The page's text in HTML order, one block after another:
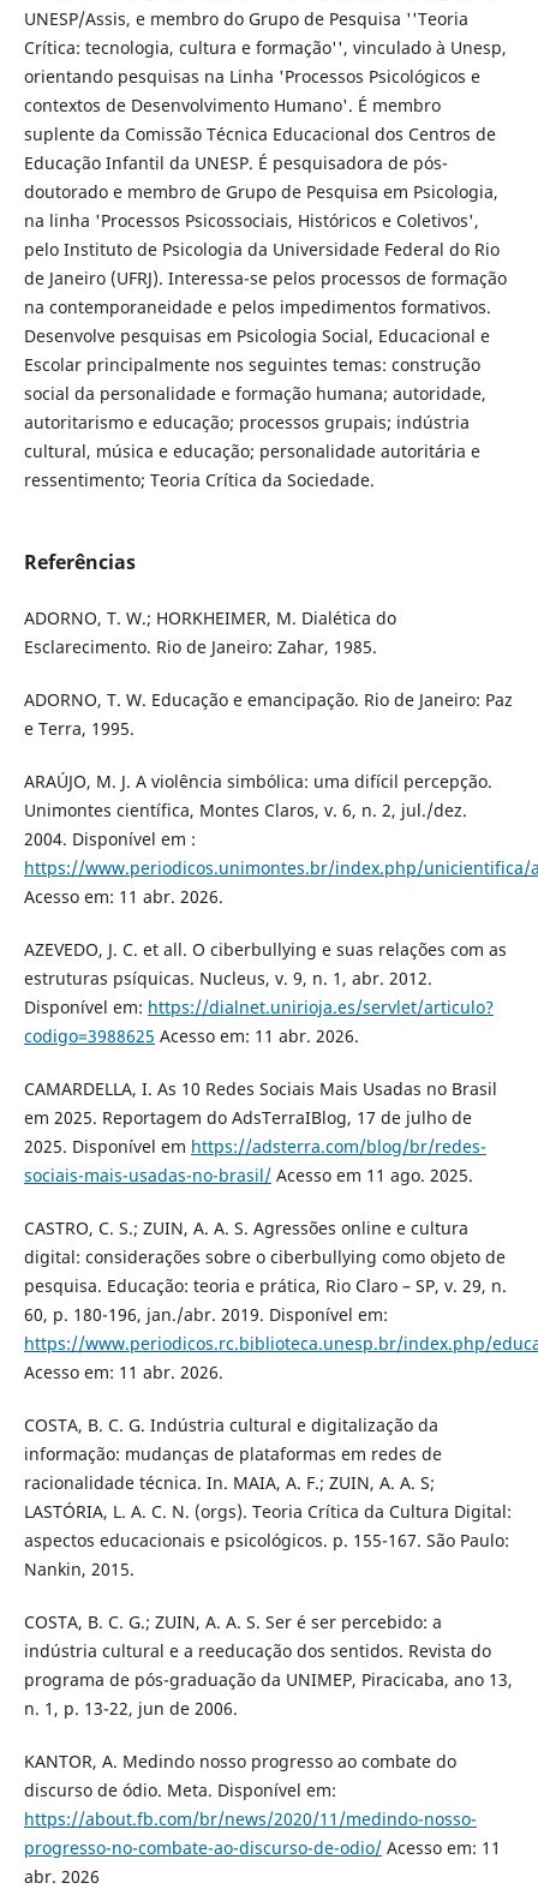
UNESP/Assis, e membro do Grupo de Pesquisa ''Teoria
Crítica: tecnologia, cultura e formação'', vinculado à Unesp,
orientando pesquisas na Linha 'Processos Psicológicos e
contextos de Desenvolvimento Humano'. É membro
suplente da Comissão Técnica Educacional dos Centros de
Educação Infantil da UNESP. É pesquisadora de pós-
doutorado e membro de Grupo de Pesquisa em Psicologia,
na linha 'Processos Psicossociais, Históricos e Coletivos',
pelo Instituto de Psicologia da Universidade Federal do Rio
de Janeiro (UFRJ). Interessa-se pelos processos de formação
na contemporaneidade e pelos impedimentos formativos.
Desenvolve pesquisas em Psicologia Social, Educacional e
Escolar principalmente nos seguintes temas: construção
social da personalidade e formação humana; autoridade,
autoritarismo e educação; processos grupais; indústria
cultural, música e educação; personalidade autoritária e
ressentimento; Teoria Crítica da Sociedade.
Referências
ADORNO, T. W.; HORKHEIMER, M. Dialética do
Esclarecimento. Rio de Janeiro: Zahar, 1985.
ADORNO, T. W. Educação e emancipação. Rio de Janeiro: Paz
e Terra, 1995.
ARAÚJO, M. J. A violência simbólica: uma difícil percepção.
Unimontes científica, Montes Claros, v. 6, n. 2, jul./dez.
2004. Disponível em :
https://www.periodicos.unimontes.br/index.php/unicientifica/
Acesso em: 11 abr. 2026.
AZEVEDO, J. C. et all. O ciberbullying e suas relações com as
estruturas psíquicas. Nucleus, v. 9, n. 1, abr. 2012.
Disponível em: https://dialnet.unirioja.es/servlet/articulo?
codigo=3988625 Acesso em: 11 abr. 2026.
CAMARDELLA, I. As 10 Redes Sociais Mais Usadas no Brasil
em 2025. Reportagem do AdsTerraIBlog, 17 de julho de
2025. Disponível em https://adsterra.com/blog/br/redes-
sociais-mais-usadas-no-brasil/Acesso em 11 ago. 2025.
CASTRO, C. S.; ZUIN, A. A. S. Agressões online e cultura
digital: considerações sobre o ciberbullying como objeto de
pesquisa. Educação: teoria e prática, Rio Claro – SP, v. 29, n.
60, p. 180-196, jan./abr. 2019. Disponível em:
https://www.periodicos.rc.biblioteca.unesp.br/index.php/
Acesso em: 11 abr. 2026.
COSTA, B. C. G. Indústria cultural e digitalização da
informação: mudanças de plataformas em redes de
racionalidade técnica. In. MAIA, A. F.; ZUIN, A. A. S;
LASTÓRIA, L. A. C. N. (orgs). Teoria Crítica da Cultura Digital:
aspectos educacionais e psicológicos. p. 155-167. São Paulo:
Nankin, 2015.
COSTA, B. C. G.; ZUIN, A. A. S. Ser é ser percebido: a
indústria cultural e a reeducação dos sentidos. Revista do
programa de pós-graduação da UNIMEP, Piracicaba, ano 13,
n. 1, p. 13-22, jun de 2006.
KANTOR, A. Medindo nosso progresso ao combate do
discurso de ódio. Meta. Disponível em:
https://about.fb.com/br/news/2020/11/medindo-nosso-
progresso-no-combate-ao-discurso-de-odio/Acesso em: 11
abr. 2026